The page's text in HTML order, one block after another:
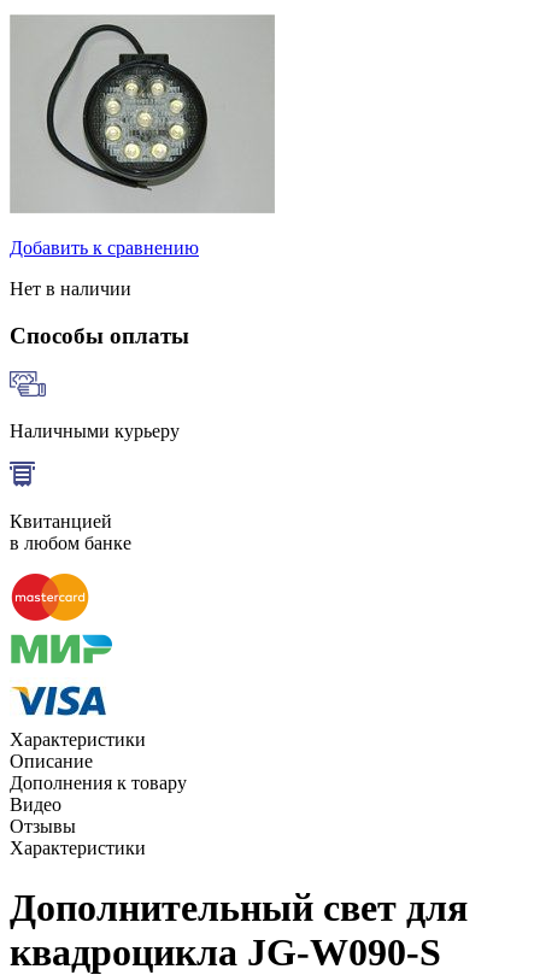
Добавить к сравнению
Нет в наличии
Способы оплаты
Наличными курьеру
Квитанцией
в любом банке
Характеристики
Описание
Дополнения к товару
Видео
Отзывы
Характеристики
Дополнительный свет для
квадроцикла JG-W090-S